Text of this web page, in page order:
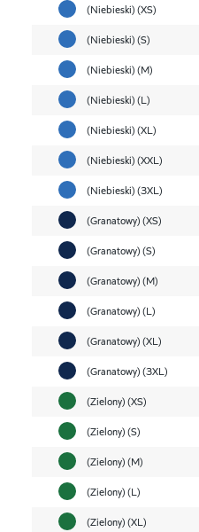
(Niebieski) (XS)
(Niebieski) (S)
(Niebieski) (M)
(Niebieski) (L)
(Niebieski) (XL)
(Niebieski) (XXL)
(Niebieski) (3XL)
(Granatowy) (XS)
(Granatowy) (S)
(Granatowy) (M)
(Granatowy) (L)
(Granatowy) (XL)
(Granatowy) (3XL)
(Zielony) (XS)
(Zielony) (S)
(Zielony) (M)
(Zielony) (L)
(Zielony) (XL)